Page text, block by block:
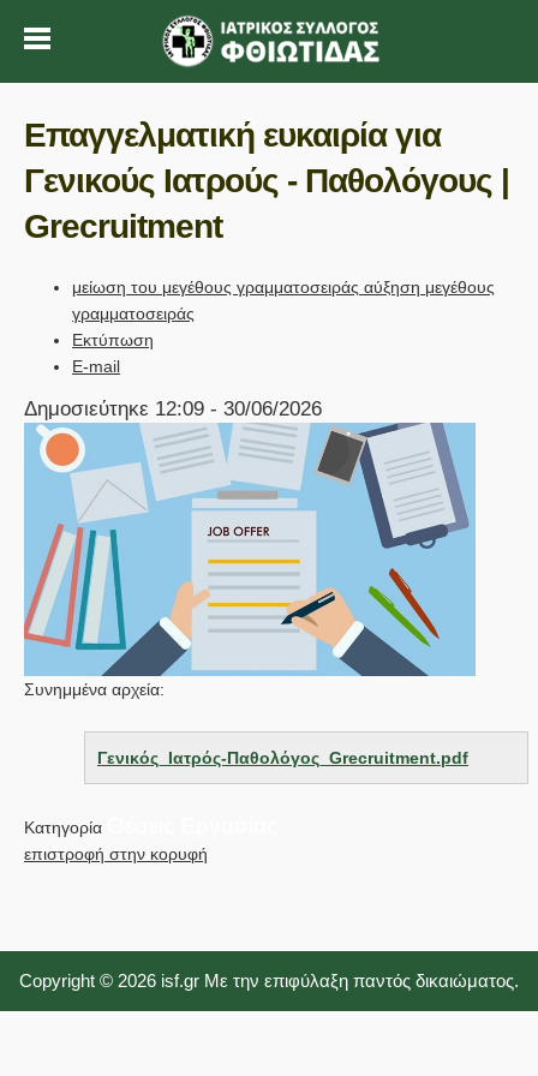
Επαγγελματική ευκαιρία για
Γενικούς Ιατρούς - Παθολόγους |
Grecruitment
μείωση του μεγέθους γραμματοσειράς αύξηση μεγέθους
γραμματοσειράς
Εκτύπωση
E-mail
Δημοσιεύτηκε 12:09 - 30/06/2026
Συνημμένα αρχεία:
Γενικός_Ιατρός-Παθολόγος_Grecruitment.pdf
Κατηγορία
επιστροφή στην κορυφή
Copyright © 2026 isf.gr Με την επιφύλαξη παντός δικαιώματος.